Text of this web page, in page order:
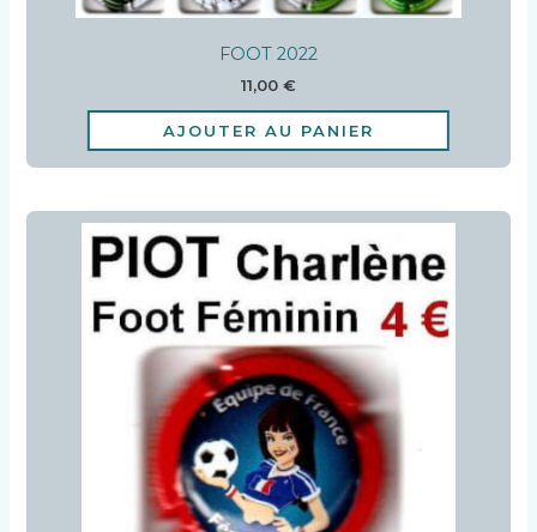
FOOT 2022
11,00 €
AJOUTER AU PANIER